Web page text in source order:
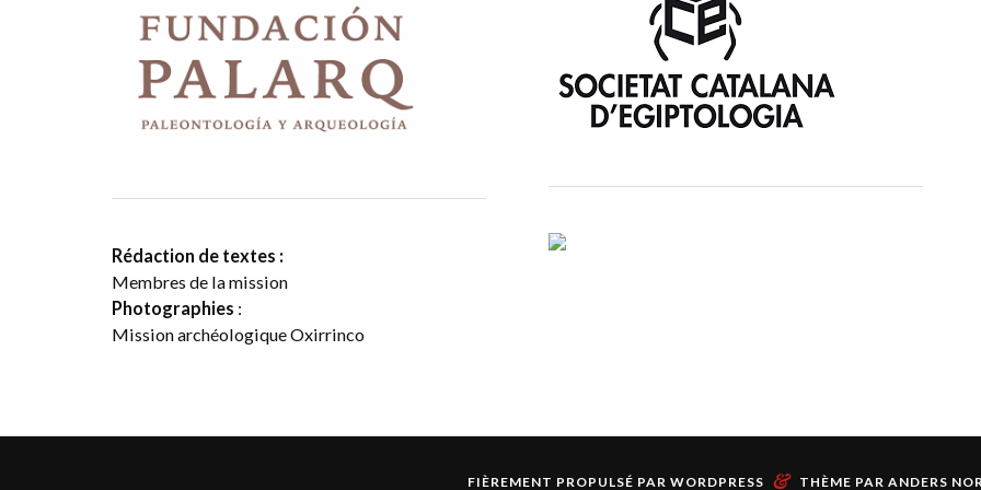
Rédaction de textes :
Membres de la mission
Photographies :
Mission archéologique Oxirrinco
FIÈREMENT PROPULSÉ PAR WORDPRESS & THÈME PAR ANDERS